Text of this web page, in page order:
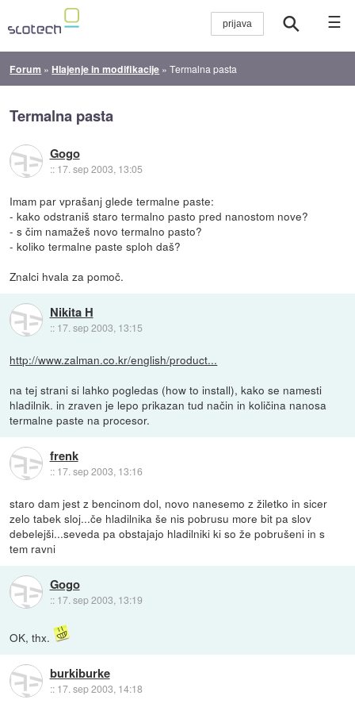
☰
Forum » Hlajenje in modifikacije »Termalna pasta
Termalna pasta
Gogo
:: 17. sep 2003, 13:05
Imam par vprašanj glede termalne paste:
- kako odstraniš staro termalno pasto pred nanostom nove?
- s čim namažeš novo termalno pasto?
- koliko termalne paste sploh daš?
Znalci hvala za pomoč.
Nikita H
:: 17. sep 2003, 13:15
http://www.zalman.co.kr/english/product...
na tej strani si lahko pogledas (how to install), kako se namesti
hladilnik. in zraven je lepo prikazan tud način in količina nanosa
termalne paste na procesor.
frenk
:: 17. sep 2003, 13:16
staro dam jest z bencinom dol, novo nanesemo z žiletko in sicer
zelo tabek sloj...če hladilnika še nis pobrusu more bit pa slov
debelejši...seveda pa obstajajo hladilniki ki so že pobrušeni in s
tem ravni
Gogo
:: 17. sep 2003, 13:19
OK, thx.
burkiburke
:: 17. sep 2003, 14:18